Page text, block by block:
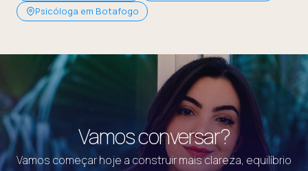
Psicóloga em Botafogo
Vamos conversar?
Vamos começar hoje a construir mais clareza, equilíbrio